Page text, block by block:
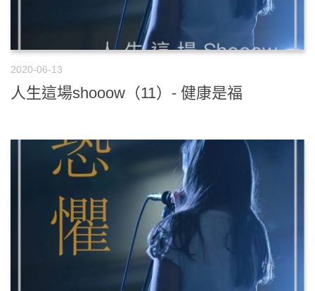
2020-06-13
人生這場shooow（11）- 健康是福